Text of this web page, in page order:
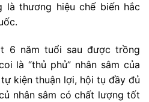
là thương hiệu chế biến hắc
6 năm tuổi sau được trồng
là “thủ phủ” nhân sâm của
kiện thuận lợi, hội tụ đầy đủ
nhân sâm có chất lượng tốt